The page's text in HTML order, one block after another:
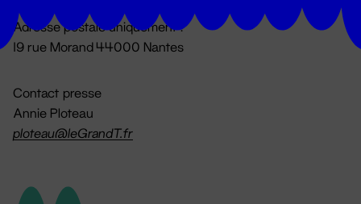
Adresse postale uniquement :
19 rue Morand 44000 Nantes
Contact presse
Annie Ploteau
ploteau@leGrandT.fr